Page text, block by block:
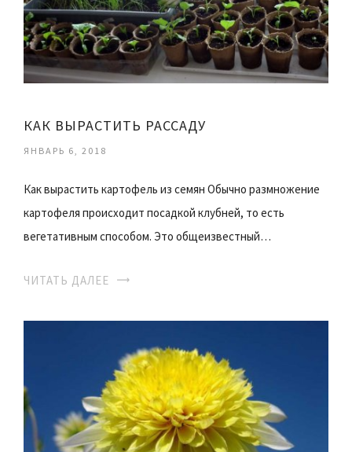
КАК ВЫРАСТИТЬ РАССАДУ
ЯНВАРЬ 6, 2018
Как вырастить картофель из семян Обычно размножение
картофеля происходит посадкой клубней, то есть
вегетативным способом. Это общеизвестный…
ЧИТАТЬ ДАЛЕЕ